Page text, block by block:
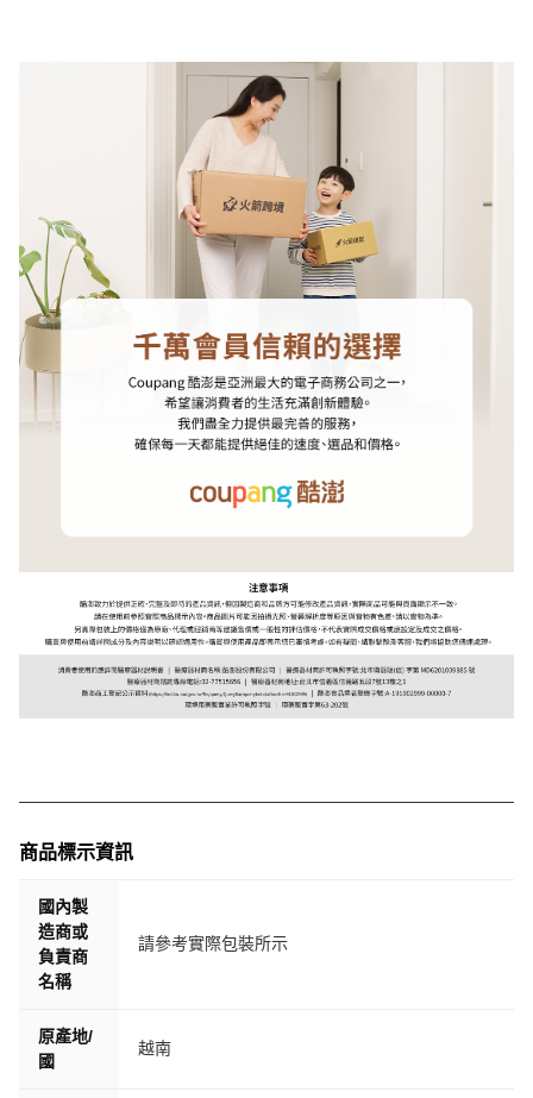
商品標示資訊
國內製
造商或
負責商
名稱
請參考實際包裝所示
原產地/
國
越南